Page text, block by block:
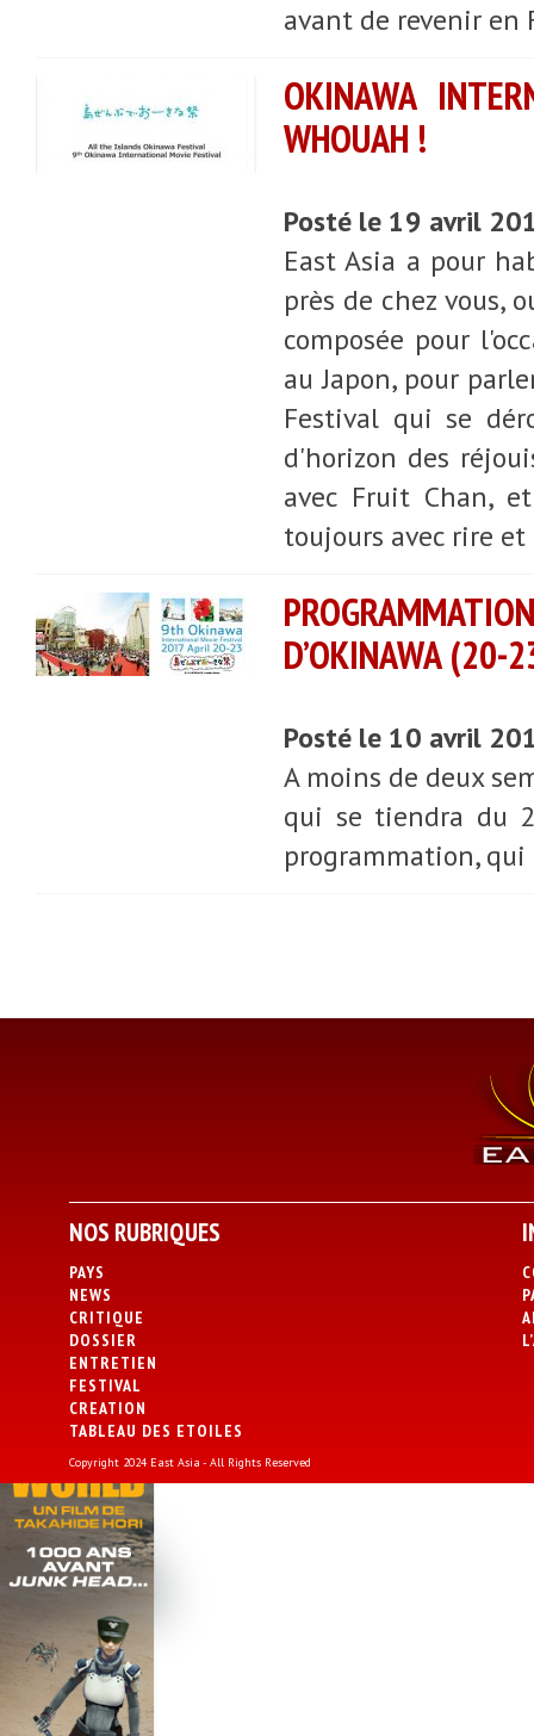
avant de revenir en
OKINAWA
WHOUAH !
Posté le 19 avril
East Asia a pour
près de chez vous,
composée pour
au Japon, pour
Festival qui se
d'horizon des
avec Fruit Chan,
toujours avec rire
D’OKINAWA (20-
Posté le 10 avril
A moins de deux
qui se tiendra du
programmation, qui
NOS RUBRIQUES
PAYS
NEWS
CRITIQUE
DOSSIER
ENTRETIEN
FESTIVAL
CREATION
TABLEAU DES ETOILES
Copyright 2024 East Asia - All Rights Reserved